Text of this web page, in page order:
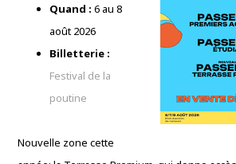
Quand :6 au 8
août 2026
Billetterie :
Festival de la
poutine
Nouvelle zone cette